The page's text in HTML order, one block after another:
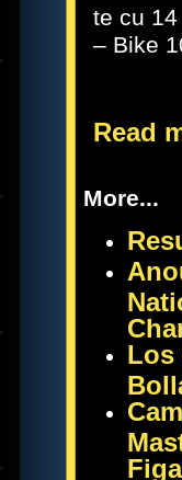
te cu
– Bike
Read
More...
Los